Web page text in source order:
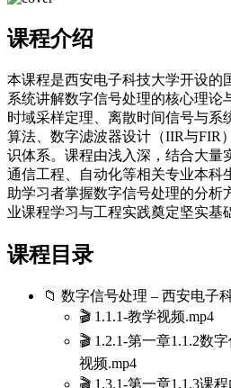
课程介绍
本课程是西安电子科技大学开设的
系统讲解数字信号处理的核心理论
时域采样定理、离散时间信号与系
算法、数字滤波器设计（IIR与FIR
识体系。课程由浅入深，结合大量
通信工程、自动化等相关专业本科
助学习者掌握数字信号处理的分析
业课程学习与工程实践奠定坚实基
课程目录
📁 数字信号处理 – 西安电子
🎬 1.1.1-教学视频.mp4
🎬 1.2.1-第一章1.1.2数
视频.mp4
🎬 1.3.1-第一章1.1.3课